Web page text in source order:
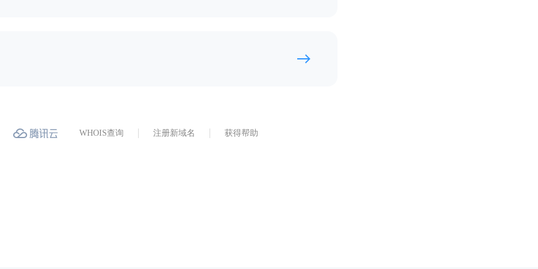
WHOIS查询 注册新域名 获得帮助